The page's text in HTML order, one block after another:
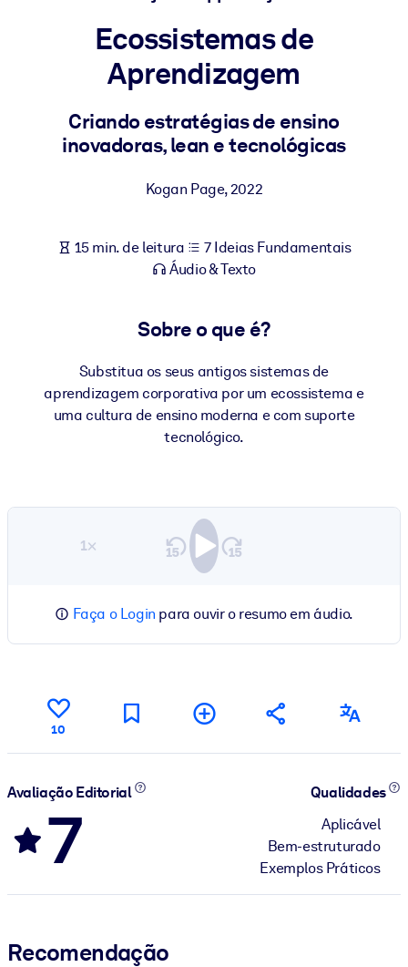
POR SISTEMA
Para LMS/LXP
Leve conhecimento verificado e conciso para seu LMS/LXP para
resultados de aprendizagem mais sólidos.
Enriqueça sua biblioteca corporativa com conhecimento de
Para sistemas de IA
Ecossistemas de
Aprendizagem
Criando estratégias de ensino
inovadoras, lean e tecnológicas
Kogan Page,2022
15 min. de leitura
7 Ideias Fundamentais
Áudio & Texto
Sobre o que é?
Substitua os seus antigos sistemas de
aprendizagem corporativa por um ecossistema e
uma cultura de ensino moderna e com suporte
tecnológico.
1×
Faça o Login para ouvir o resumo em áudio.
10
Avaliação Editorial
7
Qualidades
Aplicável
Bem-estruturado
Exemplos Práticos
Recomendação